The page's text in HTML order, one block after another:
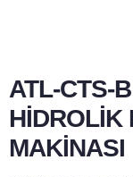
ATL-CTS-
HİDROLİK
MAKİNASI